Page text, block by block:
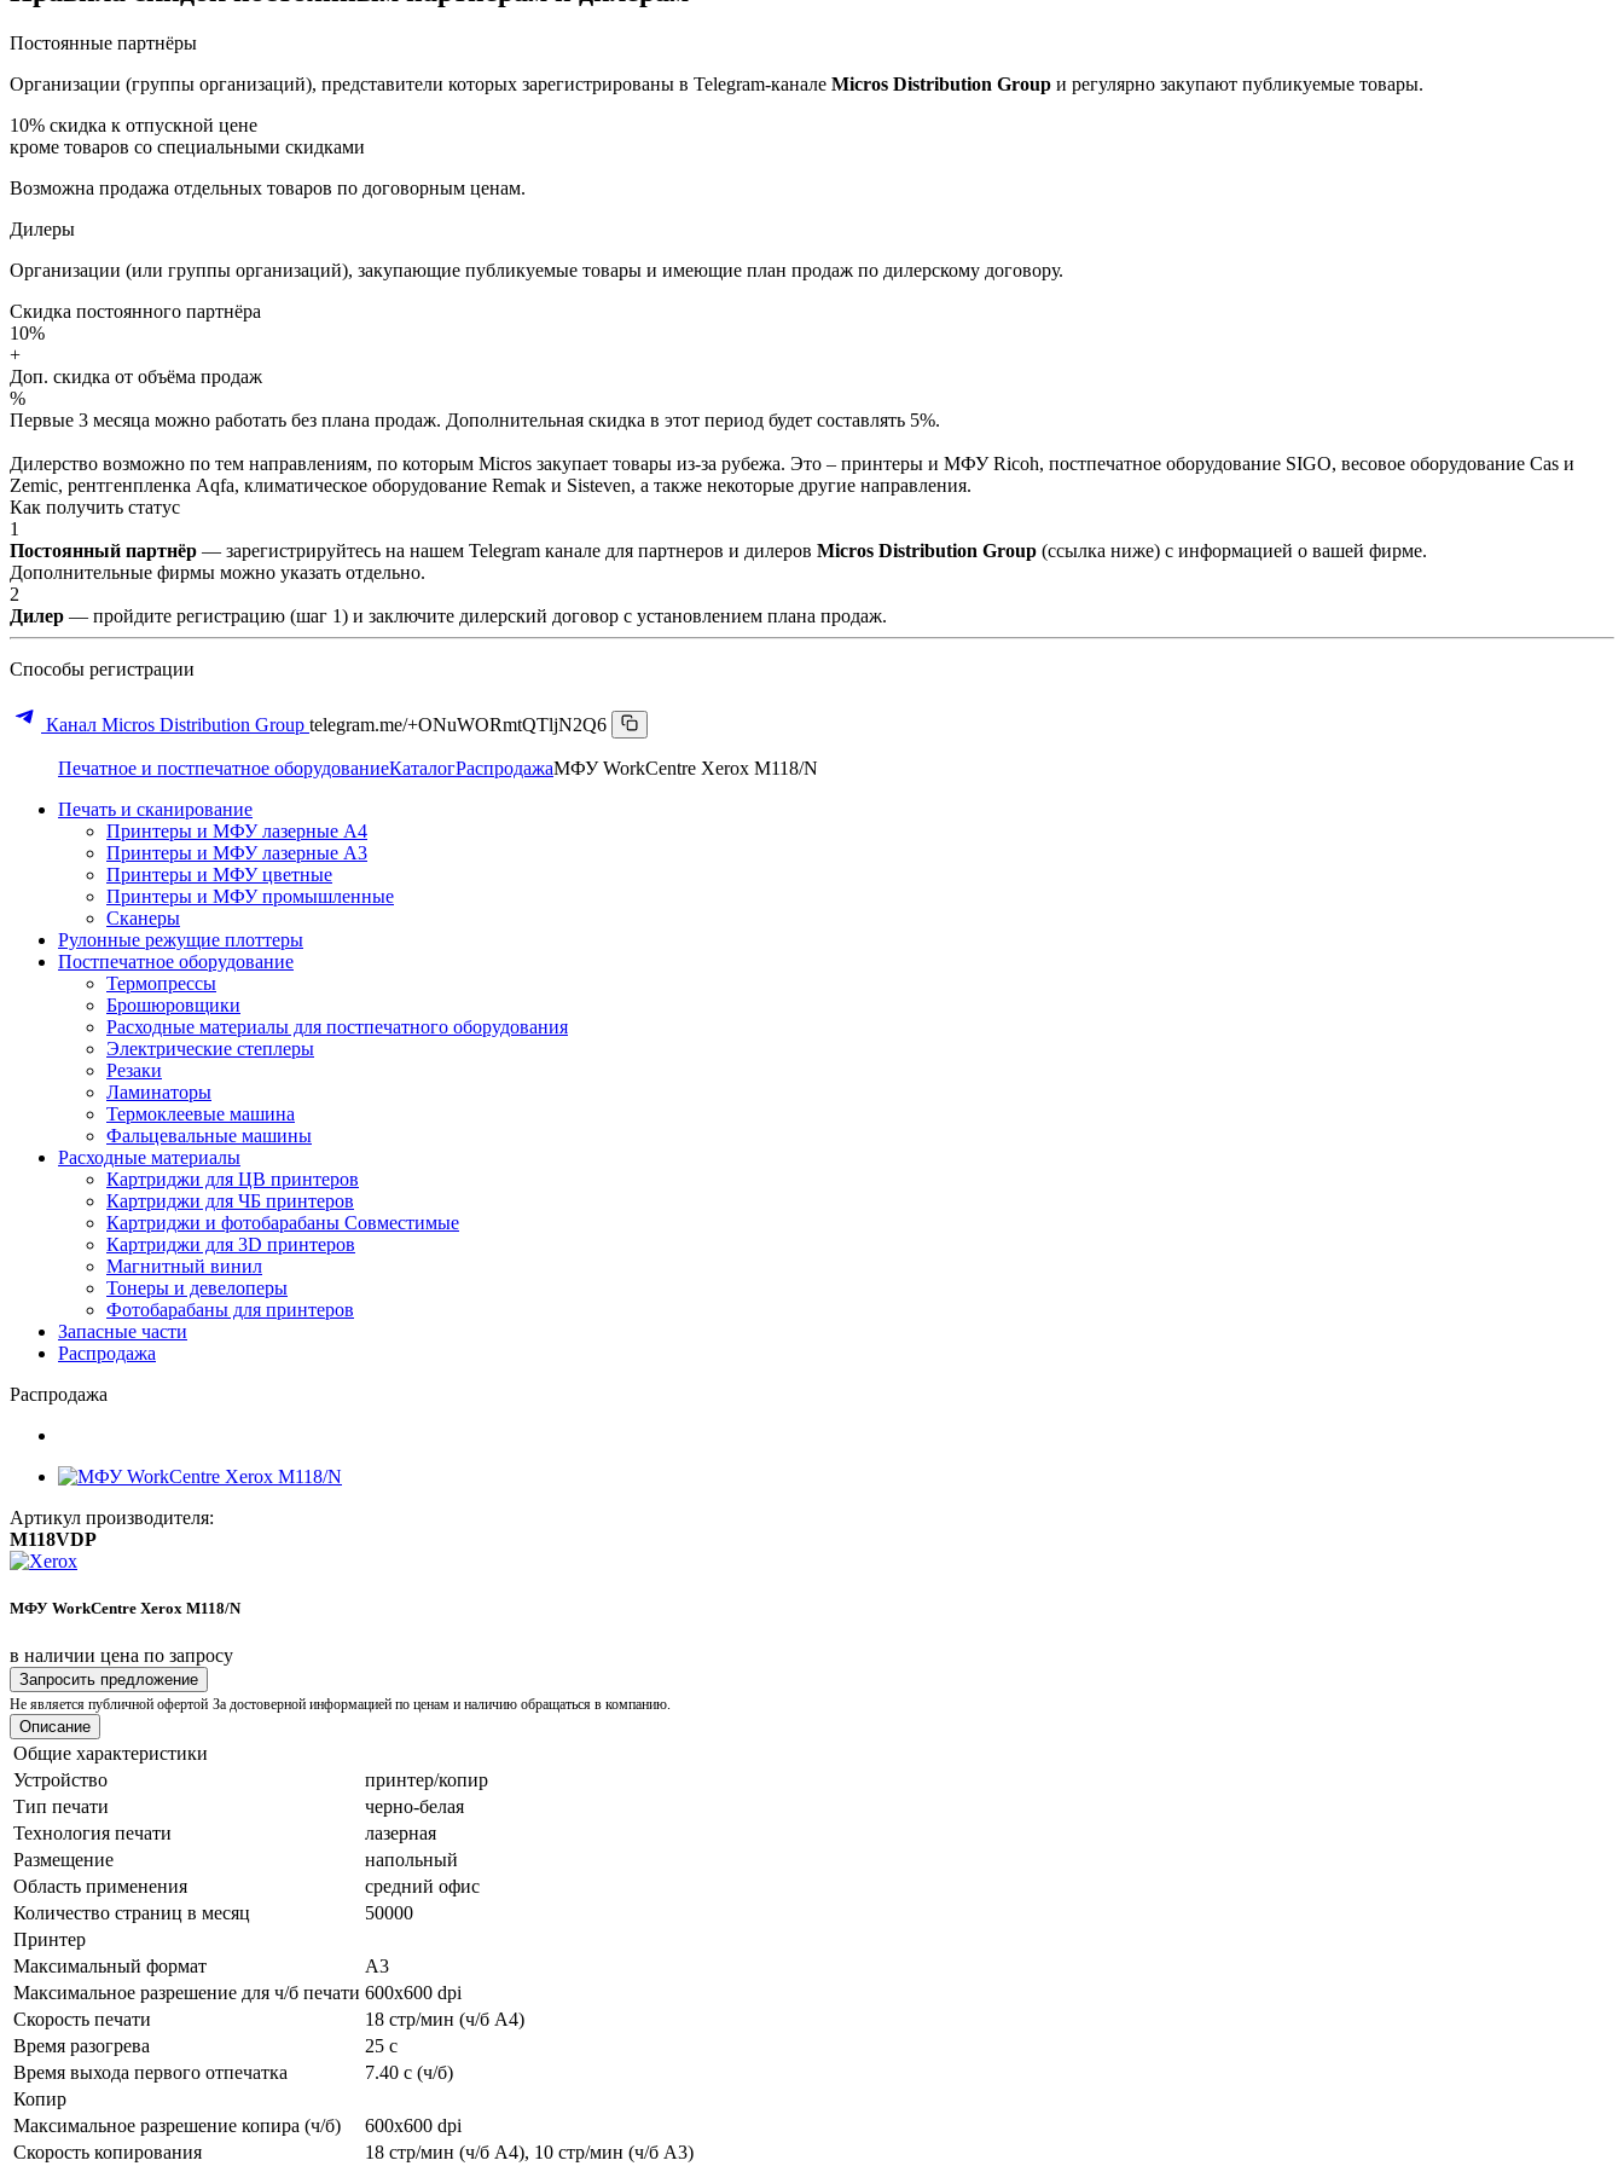
Постоянные партнёры
Организации (группы организаций), представители которых зарегистрированы в Telegram-канале Micros Distribution Group и регулярно закупают публикуемые товары.
10% скидка к отпускной цене
кроме товаров со специальными скидками
Возможна продажа отдельных товаров по договорным ценам.
Дилеры
Организации (или группы организаций), закупающие публикуемые товары и имеющие план продаж по дилерскому договору.
Скидка постоянного партнёра
10%
+
Доп. скидка от объёма продаж
%
Первые 3 месяца можно работать без плана продаж. Дополнительная скидка в этот период будет составлять 5%.
Дилерство возможно по тем направлениям, по которым Micros закупает товары из-за рубежа. Это – принтеры и МФУ Ricoh, постпечатное оборудование SIGO, весовое оборудование Cas и
Zemic, рентгенпленка Aqfa, климатическое оборудование Remak и Sisteven, а также некоторые другие направления.
Как получить статус
1
Постоянный партнёр — зарегистрируйтесь на нашем Telegram канале для партнеров и дилеров Micros Distribution Group (ссылка ниже) с информацией о вашей фирме.
Дополнительные фирмы можно указать отдельно.
2
Дилер — пройдите регистрацию (шаг 1) и заключите дилерский договор с установлением плана продаж.
Способы регистрации
Канал Micros Distribution Group telegram.me/+ONuWORmtQTljN2Q6
Печатное и постпечатное оборудованиеКаталогРаспродажаМФУ WorkCentre Xerox M118/N
Печать и сканирование
Принтеры и МФУ лазерные А4
Принтеры и МФУ лазерные А3
Принтеры и МФУ цветные
Принтеры и МФУ промышленные
Сканеры
Рулонные режущие плоттеры
Постпечатное оборудование
Термопрессы
Брошюровщики
Расходные материалы для постпечатного оборудования
Электрические степлеры
Резаки
Ламинаторы
Термоклеевые машина
Фальцевальные машины
Расходные материалы
Картриджи для ЦВ принтеров
Картриджи для ЧБ принтеров
Картриджи и фотобарабаны Совместимые
Картриджи для 3D принтеров
Магнитный винил
Тонеры и девелоперы
Фотобарабаны для принтеров
Запасные части
Распродажа
Распродажа
Артикул производителя:
M118VDP
МФУ WorkCentre Xerox M118/N
в наличии цена по запросу
Запросить предложение
Не является публичной офертой За достоверной информацией по ценам и наличию обращаться в компанию.
Описание
Общие характеристики
Устройство
принтер/копир
Тип печати
черно-белая
Технология печати
лазерная
Размещение
напольный
Область применения
средний офис
Количество страниц в месяц
50000
Принтер
Максимальный формат
A3
Максимальное разрешение для ч/б печати 600x600 dpi
Скорость печати
18 стр/мин (ч/б А4)
Время разогрева
25 с
Время выхода первого отпечатка
7.40 c (ч/б)
Копир
Максимальное разрешение копира (ч/б)
600x600 dpi
Скорость копирования
18 стр/мин (ч/б А4), 10 стр/мин (ч/б А3)